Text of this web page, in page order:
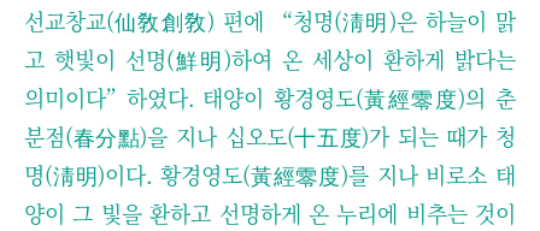
선교창교(仙敎創敎) 편에 “청명(淸明)은 하늘이 맑
고 햇빛이 선명(鮮明)하여 온 세상이 환하게 밝다는
의미이다” 하였다. 태양이 황경영도(黃經零度)의 춘
분점(春分點)을 지나 십오도(十五度)가 되는 때가 청
명(淸明)이다. 황경영도(黃經零度)를 지나 비로소 태
양이 그 빛을 환하고 선명하게 온 누리에 비추는 것이